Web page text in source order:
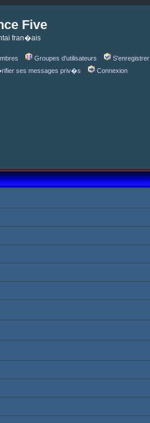
Five
fran�ais
Groupes d'utilisateurs
S'enregistrer
ses messages priv�s Connexion